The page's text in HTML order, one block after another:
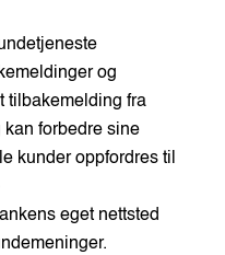
og
tilbakemelding fra
kan forbedre sine
kunder oppfordres til
eget nettsted